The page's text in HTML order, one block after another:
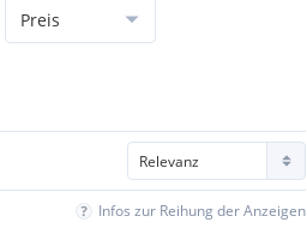
Preis
Infos zur Reihung der Anzeigen